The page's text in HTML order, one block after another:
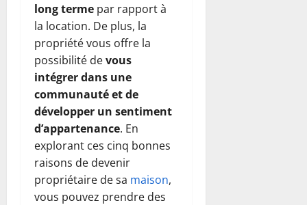
long terme par rapport à
la location. De plus, la
propriété vous offre la
possibilité devous
intégrer dans une
communauté et de
développer un sentiment
d’appartenance. En
explorant ces cinq bonnes
raisons de devenir
propriétaire de sa maison,
vous pouvez prendre des